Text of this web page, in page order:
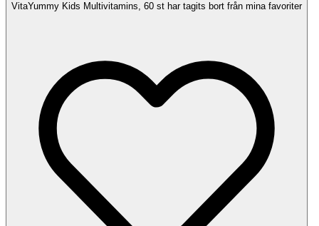
VitaYummy Kids Multivitamins, 60 st har tagits bort från mina favoriter